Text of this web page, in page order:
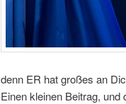
denn ER hat großes an
Einen kleinen Beitrag, und